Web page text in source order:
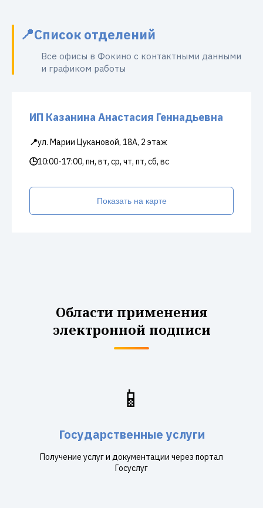
Список отделений
Все офисы в Фокино с контактными данными
и графиком работы
ИП Казанина Анастасия Геннадьевна
📍ул. Марии Цукановой, 18А, 2 этаж
🕒10:00-17:00, пн, вт, ср, чт, пт, сб, вс
Показать на карте
Области применения
электронной подписи
📱
Государственные услуги
Получение услуг и документации через портал
Госуслуг